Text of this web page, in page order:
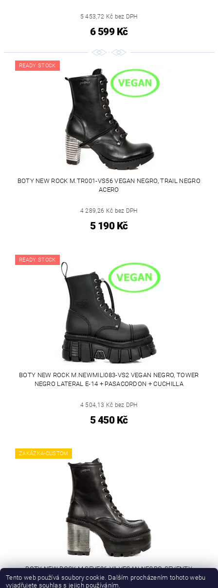
5 453,72 Kč bez DPH
6 599 Kč
READY STOCK
BOTY NEW ROCK M.TR001-VS56 VEGAN NEGRO, TRAIL NEGRO
ACERO
4 289,26 Kč bez DPH
5 190 Kč
READY STOCK
BOTY NEW ROCK M.NEWMILI083-VS2 VEGAN NEGRO, TOWER
NEGRO LATERAL E-14 + PASACORDON + CUCHILLA
4 504,13 Kč bez DPH
5 450 Kč
ZAKÁZKA-CUSTOM
BOTY NEW ROCK M.SEVE06-V1 VEGAN NEGRO, SEVENTY
NEGRO TACON ACERO
Tento web používá soubory cookie. Dalším procházením tohoto webu
vyjadřujete souhlas s jejich používáním.